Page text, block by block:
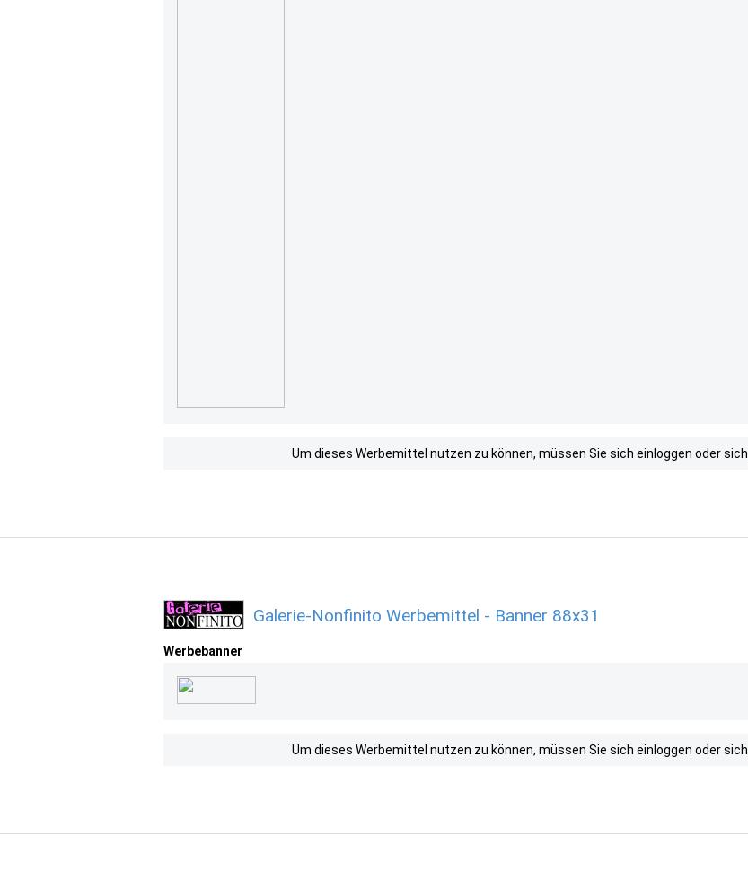
Um dieses Werbemittel nutzen zu können, müssen Sie sich einloggen oder sich
Galerie-Nonfinito Werbemittel - Banner 88x31
Werbebanner
Um dieses Werbemittel nutzen zu können, müssen Sie sich einloggen oder sich